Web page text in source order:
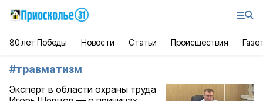
80 лет Победы Новости Статьи Происшествия
#травматизм
Эксперт в области охраны труда